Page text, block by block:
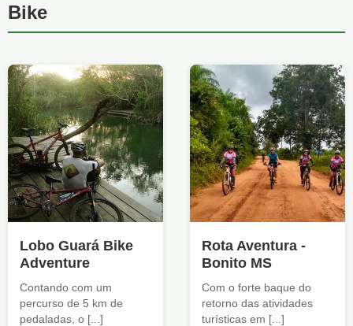
Bike
Lobo Guará Bike
Adventure
Contando com um
percurso de 5 km de
pedaladas, o [...]
Rota Aventura -
Bonito MS
Com o forte baque do
retorno das atividades
turísticas em [...]